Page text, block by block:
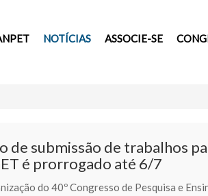
NOTÍCIAS ASSOCIE-SE
de submissão de trabalhos
é prorrogado até 6/7
do 40º Congresso de Pesquisa e